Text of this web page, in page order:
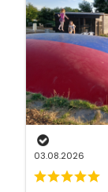
03.08.2026